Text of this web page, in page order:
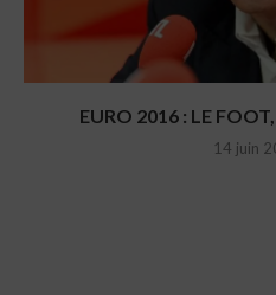
EURO 2016 : LE FOOT,
14 juin